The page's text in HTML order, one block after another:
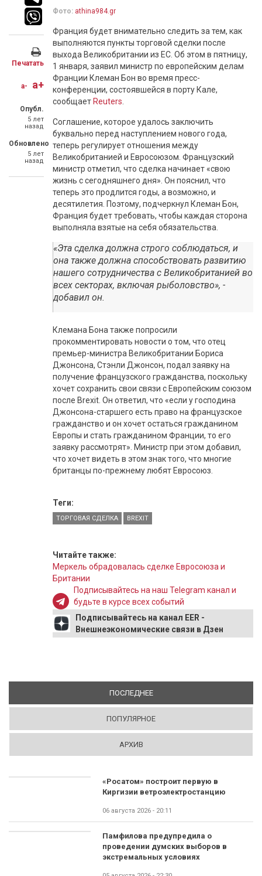
Печатать
a- a+
Опубл.
5 лет
назад
Обновлено
5 лет
назад
Фото: athina984.gr
Франция будет внимательно следить за тем, как
выполняются пункты торговой сделки после
выхода Великобритании из ЕС. Об этом в пятницу,
1 января, заявил министр по европейским делам
Франции Клеман Бон во время пресс-
конференции, состоявшейся в порту Кале,
сообщает Reuters
Соглашение, которое удалось заключить
буквально перед наступлением нового года,
теперь регулирует отношения между
Великобританией и Евросоюзом. Французский
министр отметил, что сделка начинает «свою
жизнь с сегодняшнего дня». Он пояснил, что
теперь это продлится годы, а возможно, и
десятилетия. Поэтому, подчеркнул Клеман Бон,
Франция будет требовать, чтобы каждая сторона
выполняла взятые на себя обязательства.
«Эта сделка должна строго соблюдаться, и
она также должна способствовать развитию
нашего сотрудничества с Великобританией во
всех секторах, включая рыболовство», -
добавил он.
Клемана Бона также попросили
прокомментировать новости о том, что отец
премьер-министра Великобритании Бориса
Джонсона, Стэнли Джонсон, подал заявку на
получение французского гражданства, поскольку
хочет сохранить свои связи с Европейским союзом
после Brexit. Он ответил, что «если у господина
Джонсона-старшего есть право на французское
гражданство и он хочет остаться гражданином
Европы и стать гражданином Франции, то его
заявку рассмотрят». Министр при этом добавил,
что хочет видеть в этом знак того, что многие
британцы по-прежнему любят Евросоюз.
Теги:
ТОРГОВАЯ СДЕЛКА BREXIT
Читайте также:
Меркель обрадовалась сделке Евросоюза и
Британии
Подписывайтесь на наш Telegram канал и
будьте в курсе всех событий
Подписывайтесь на канал EER -
Внешнеэкономические связи в Дзен
ПОСЛЕДНЕЕ(АКТИВНАЯ ВКЛАДКА)
ПОПУЛЯРНОЕ
АРХИВ
«Росатом» построит первую в
Киргизии ветроэлектростанцию
06 августа 2026 - 20:11
Памфилова предупредила о
проведении думских выборов в
экстремальных условиях